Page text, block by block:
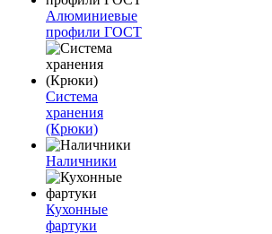
Алюминиевые
профили ГОСТ
Система
хранения
(Крюки)
Наличники
Кухонные
фартуки